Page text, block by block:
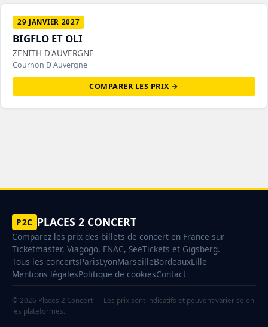
29 JANVIER 2027
BIGFLO ET OLI
ZENITH D'AUVERGNE
Cournon D Auvergne
COMPARER LES PRIX →
P2C PLACES 2 CONCERT
Comparez les prix des billets de concert en France sur
Ticketmaster, Viagogo, FNAC, SeeTickets et Gigsberg.
Tous les concertsParisLyonMarseilleBordeauxLille
Mentions légalesPolitique de cookiesContact
© 2026 Places 2 Concert — Les prix sont indicatifs et peuvent varier selon
les plateformes.